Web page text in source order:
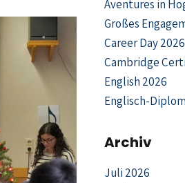
Aventures in
Großes
Career Day 2026
Cambridge
English 2026
Englisch-Diplom
Archiv
Juli 2026